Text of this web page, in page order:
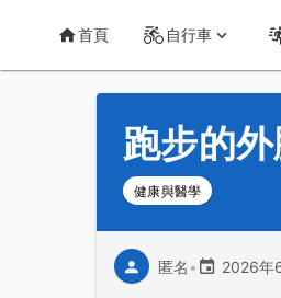
CT Yeh 公路車基地
首頁 自行車
運動知識 詳情
跑步的
健康與醫學
匿名 • 2026年